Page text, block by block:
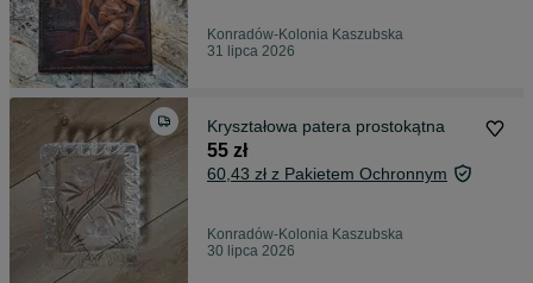
Konradów-Kolonia Kaszubska
31 lipca 2026
Kryształowa patera prostokątna
55 zł
60,43 zł z Pakietem Ochronnym
Konradów-Kolonia Kaszubska
30 lipca 2026